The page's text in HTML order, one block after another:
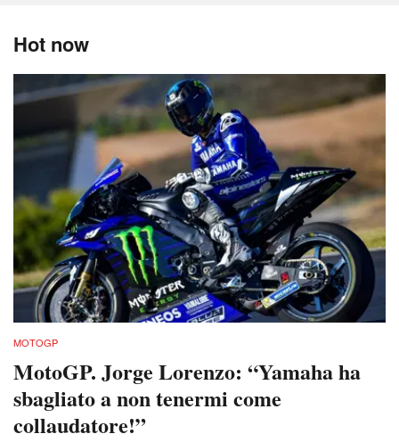
Hot now
MOTOGP
MotoGP. Jorge Lorenzo: “Yamaha ha
sbagliato a non tenermi come
collaudatore!”